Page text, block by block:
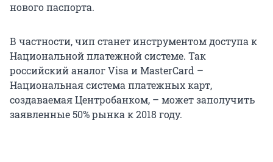
нового паспорта.
В частности, чип станет инструментом доступа к
Национальной платежной системе. Так
российский аналог Visa и MasterCard –
Национальная система платежных карт,
создаваемая Центробанком, – может заполучить
заявленные 50% рынка к 2018 году.